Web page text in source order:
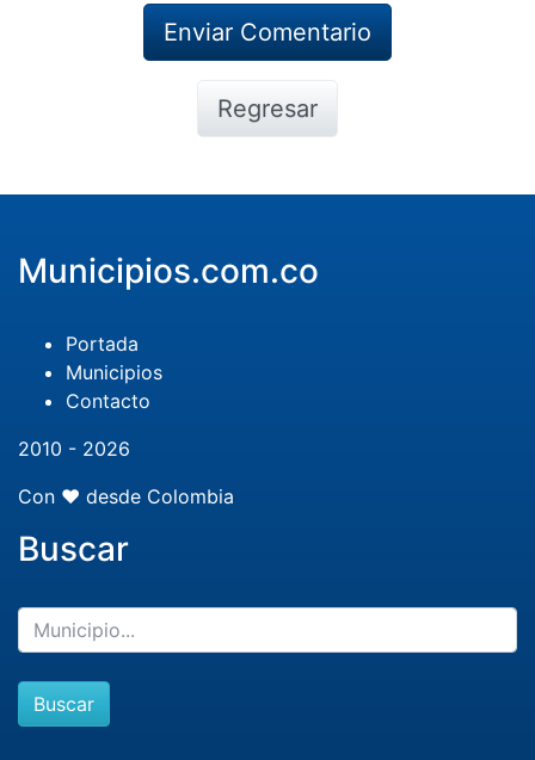
Regresar
Municipios.com.co
Portada
Municipios
Contacto
2010 - 2026
Con ❤️ desde Colombia
Buscar
Buscar